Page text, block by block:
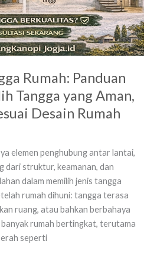
Rumah: Panduan
Tangga yang Aman,
Desain Rumah
elemen penghubung antar lantai,
dari struktur, keamanan, dan
dalam memilih jenis tangga
rumah dihuni: tangga terasa
ruang, atau bahkan berbahaya
rumah bertingkat, terutama
seperti